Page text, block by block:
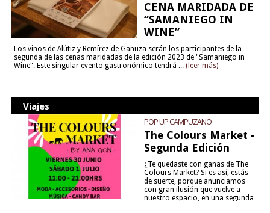
CENA MARIDADA DE
“SAMANIEGO IN
WINE”
Los vinos de Alútiz y Remírez de Ganuza serán los participantes de la
segunda de las cenas maridadas de la edición 2023 de "Samaniego in
Wine". Este singular evento gastronómico tendrá ... (leer más)
Viajes
POP UP CAMPUZANO
The Colours Market -
Segunda Edición
¿Te quedaste con ganas de The
Colours Market? Si es así, estás
de suerte, porque anunciamos
con gran ilusión que vuelve a
nuestro espacio, en una segunda